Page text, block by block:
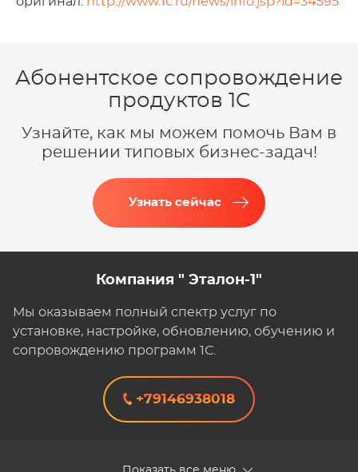
Абонентское сопровождение
продуктов 1C
Узнайте, как мы можем помочь Вам в
решении типовых бизнес-задач!
Узнать сейчас
Компания " Эталон-1"
Мы оказываем полный спектр услуг по
установке, настройке, обновлению, обучению и
сопровождению программ 1С.
+79146938018